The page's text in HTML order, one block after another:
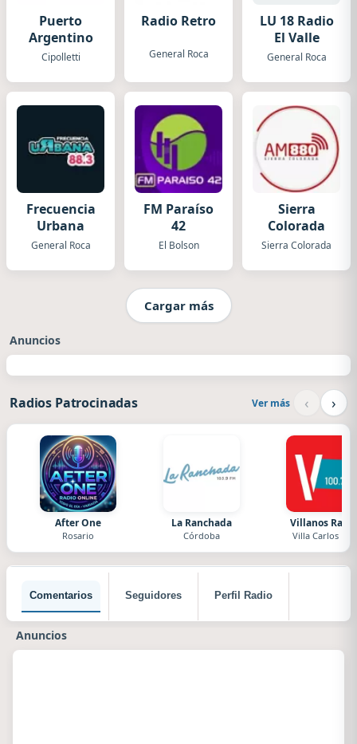
Puerto
Argentino
Cipolletti
Radio Retro
General Roca
LU 18 Radio
El Valle
General Roca
Frecuencia
Urbana
General Roca
FM Paraíso
42
El Bolson
Sierra
Colorada
Sierra Colorada
Cargar más
Anuncios
Radios Patrocinadas Ver más ‹ ›
After One
Rosario
La Ranchada
Córdoba
Villanos
Villa Carlos Paz
Comentarios Seguidores Perfil Radio
Anuncios